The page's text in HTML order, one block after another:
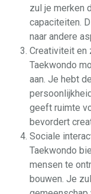
zul je merken
capaciteiten.
naar andere
Creativiteit en
Taekwondo
aan. Je hebt
geeft ruimte
bevordert
Sociale
Taekwondo
mensen te
bouwen. Je